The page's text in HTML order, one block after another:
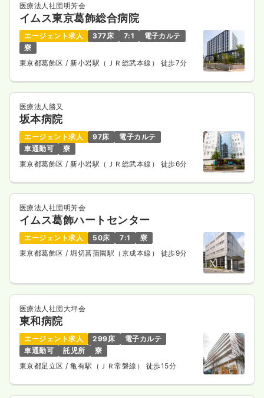
医療法人社団明芳会
イムス東京葛飾総合病院
エージェント求人 377床 7:1
電子カルテ
寮
東京都葛飾区/ 新小岩駅（ＪＲ総武本線） 徒歩7分
医療法人勝又
坂本病院
エージェント求人 97床
電子カルテ
車通勤可
寮
東京都葛飾区/ 新小岩駅（ＪＲ総武本線） 徒歩6分
医療法人社団明芳会
イムス葛飾ハートセンター
エージェント求人 50床 7:1
寮
東京都葛飾区 / 堀切菖蒲園駅（京成本線） 徒歩9分
医療法人社団大坪会
東和病院
エージェント求人 299床
電子カルテ
車通勤可
託児所
寮
東京都足立区/ 亀有駅（ＪＲ常磐線） 徒歩15分